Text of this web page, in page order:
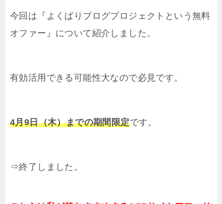
今回は『よくばりブログプロジェクトという無料
オファー』について紹介しました。
有効活用できる可能性大なので必見です。
4月9日（木）までの期間限定です。
⇒終了しました。